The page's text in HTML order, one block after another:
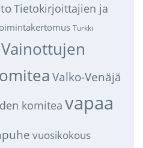
Tietokirjoittajien ja
Turkki
Vainottujen
Valko-Venäjä
komitea vapaa
vuosikokous